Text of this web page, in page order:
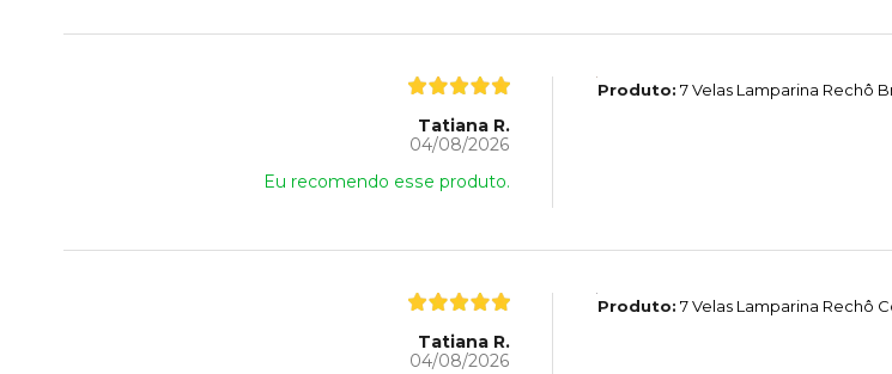
Tatiana R.
04/08/2026
Eu recomendo esse produto.
Produto: 7 Velas Lamparina Rechô
Tatiana R.
04/08/2026
Produto: 7 Velas Lamparina Rechô